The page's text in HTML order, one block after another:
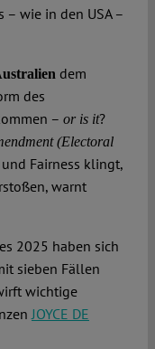
– wie in den USA –
dem
des
– or is it?
(Electoral
Fairness klingt,
warnt
2025 haben sich
sieben Fällen
wichtige
JOYCE DE